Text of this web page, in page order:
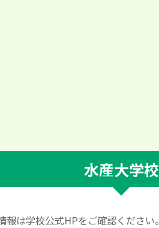
水産大学校
は学校公式HPをご確認ください。